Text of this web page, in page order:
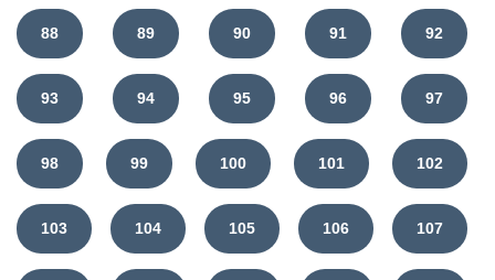
88 89 90 91 92
93 94 95 96 97
98 99 100 101 102
103 104 105 106 107